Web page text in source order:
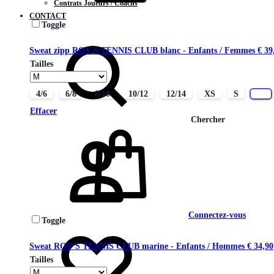
Contrats Joueurs / Coachs
CONTACT
Chercher
Connectez-vous
Toggle
Sweat zipp ROY'S TENNIS CLUB blanc - Enfants / Femmes €
Tailles
4/6 6/8 8/10 10/12 12/14 XS S
Effacer
Toggle
Sweat ROY'S TENNIS CLUB marine - Enfants / Hommes € 34,90
Tailles